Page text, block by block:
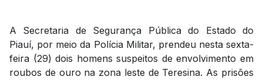
A Secretaria de Segurança Pública do Estado do
Piauí, por meio da Polícia Militar, prendeu nesta sexta-
feira (29) dois homens suspeitos de envolvimento em
roubos de ouro na zona leste de Teresina. As prisões